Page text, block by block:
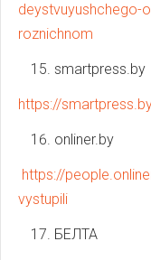
deystvuyushchego-
roznichnom
smartpress.by
https://
onliner.by
https://
vystupili
БЕЛТА